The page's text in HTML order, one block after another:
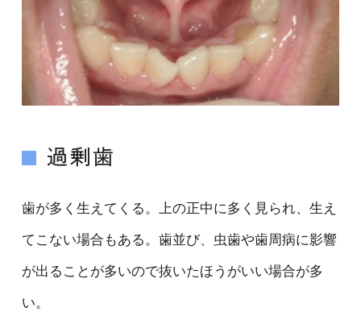
過剰歯
歯が多く生えてくる。上の正中に多く見られ、生え
てこない場合もある。歯並び、虫歯や歯周病に影響
が出ることが多いので抜いたほうがいい場合が多
い。